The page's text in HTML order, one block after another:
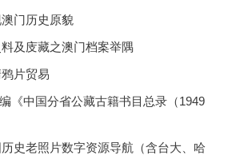
门历史原貌
及庋藏之澳门档案举隅
片贸易
《中国分省公藏古籍书目总录（1949
史老照片数字资源导航（含台大、哈